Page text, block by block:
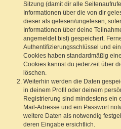
Sitzung (damit dir alle
Informationen über die von dir
dieser als gelesen/ungelesen;
Informationen über deine
angemeldet bist) gespeichert.
Authentifizierungsschlüssel und
Cookies haben standardmäßig
Cookies kannst du jederzeit über
löschen.
Weiterhin werden die Daten
in deinem Profil oder deinem
Registrierung sind mindestens ein
Mail-Adresse und ein Passwort
weitere Daten als notwendig
deren Eingabe ersichtlich.